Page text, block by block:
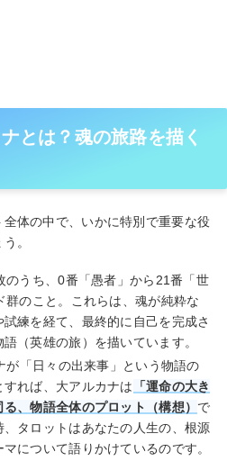
とは？魂の旅路を描く
体の中で、いかに特別で重要な役
。
のうち、0番「愚者」から21番「世
群のこと。これらは、魂が純粋な
練を経て、最終的に自己を完成さ
（英雄の旅）を描いています。
が「日々の出来事」という物語の
れば、大アルカナは
「運命の大き
、物語全体のプロット（構想） で
タロットはあなたの人生の、根源
について語りかけているのです。